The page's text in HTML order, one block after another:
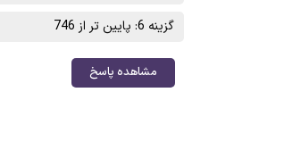
گزینه 6: پایین تر از 746
مشاهده پاسخ